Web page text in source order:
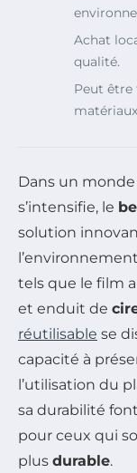
Achat
qualité.
Peut être
Dans un
s’intensifie, le
solution
tels que le film
et enduit de
réutilisable se
capacité à
l’utilisation du
sa durabilité
pour ceux qui
plus durable.